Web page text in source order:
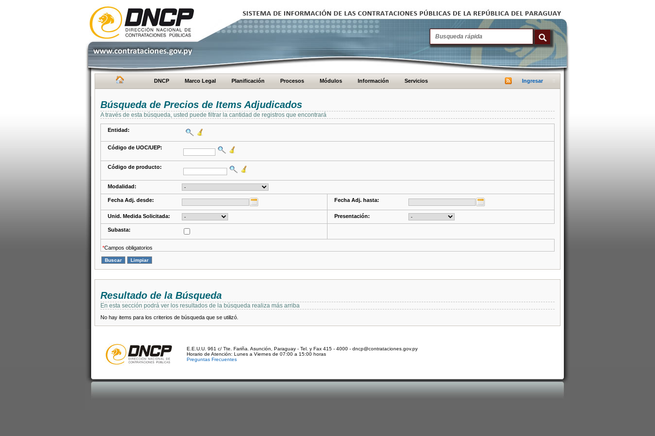
DNCP Marco Legal Planificación Procesos Módulos Información Servicios Ingresar
Búsqueda de Precios de Items Adjudicados
A través de esta búsqueda, usted puede filtrar la cantidad de registros que encontrará
Entidad:
Código de UOC/UEP:
Código de producto:
Modalidad:
Fecha Adj. desde: Fecha Adj. hasta:
Unid. Medida Solicitada: Presentación:
Subasta:
*Campos obligatorios
Resultado de la Búsqueda
En esta sección podrá ver los resultados de la búsqueda realiza más arriba
No hay items para los criterios de búsqueda que se utilizó.
E.E.U.U. 961 c/ Tte. Fariña. Asunción, Paraguay - Tel. y Fax 415 - 4000 - dncp@contrataciones.gov.py
Horario de Atención: Lunes a Viernes de 07:00 a 15:00 horas
Preguntas Frecuentes